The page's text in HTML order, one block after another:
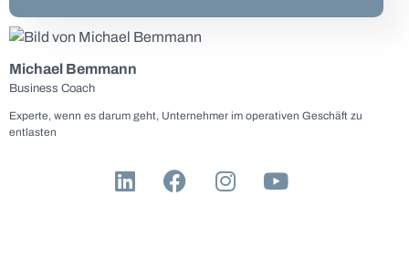
Michael Bemmann
Business Coach
Experte, wenn es darum geht, Unternehmer im operativen Geschäft zu
entlasten